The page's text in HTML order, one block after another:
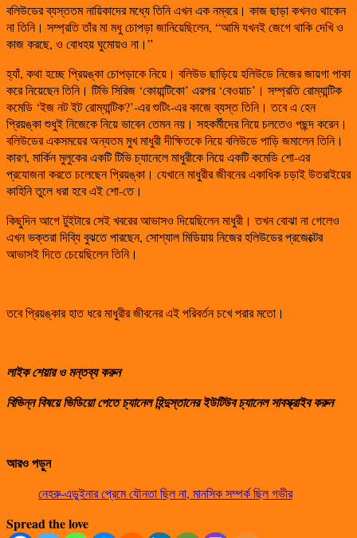
বলিউডের ব্যস্ততম নায়িকাদের মধ্যে তিনি এখন এক নম্বরে। কাজ ছাড়া কখনও থাকেন
না তিনি। সম্প্রতি তাঁর মা মধু চোপড়া জানিয়েছিলেন, “আমি যখনই জেগে থাকি দেখি ও
কাজ করছে, ও বোধহয় ঘুমোয়ও না।”
হ্যাঁ, কথা হচ্ছে প্রিয়ঙ্কা চোপড়াকে নিয়ে। বলিউড ছাড়িয়ে হলিউডে নিজের জায়গা পাকা
করে নিয়েছেন তিনি। টিভি সিরিজ ‘কোয়ান্টিকো’ এরপর ‘বেওয়াচ’। সম্প্রতি রোম্যান্টিক
কমেডি ‘ইজ নট ইট রোম্যান্টিক?’-এর শুটিং-এর কাজে ব্যস্ত তিনি। তবে এ হেন
প্রিয়ঙ্কা শুধুই নিজেকে নিয়ে ভাবেন তেমন নয়। সহকর্মীদের নিয়ে চলতেও পছন্দ করেন।
বলিউডের একসময়ের অন্যতম মুখ মাধুরী দীক্ষিতকে নিয়ে বলিউডে পাড়ি জমালেন তিনি।
কারণ, মার্কিন মুলুকের একটি টিভি চ্যানেলে মাধুরীকে নিয়ে একটি কমেডি শো-এর
প্রযোজনা করতে চলেছেন প্রিয়ঙ্কা। যেখানে মাধুরীর জীবনের একাধিক চড়াই উতরাইয়ের
কাহিনি তুলে ধরা হবে এই শো-তে।
কিছুদিন আগে টুইটারে সেই খবরের আভাসও দিয়েছিলেন মাধুরী। তখন বোঝা না গেলেও
এখন ভক্তরা দিব্যি বুঝতে পারছেন, সোশ্যাল মিডিয়ায় নিজের হলিউডের প্রজেক্টের
আভাসই দিতে চেয়েছিলেন তিনি।
তবে প্রিয়ঙ্কার হাত ধরে মাধুরীর জীবনের এই পরিবর্তন চখে পরার মতো।
লাইক শেয়ার ও মন্তব্য করুন
বিভিন্ন বিষয়ে ভিডিয়ো পেতে চ্যানেল হিন্দুস্তানের ইউটিউব চ্যানেল সাবস্ক্রাইব করুন
আরও পড়ুন
নেহরু-এডুইনার প্রেমে যৌনতা ছিল না, মানসিক সম্পর্ক ছিল গভীর
Spread the love